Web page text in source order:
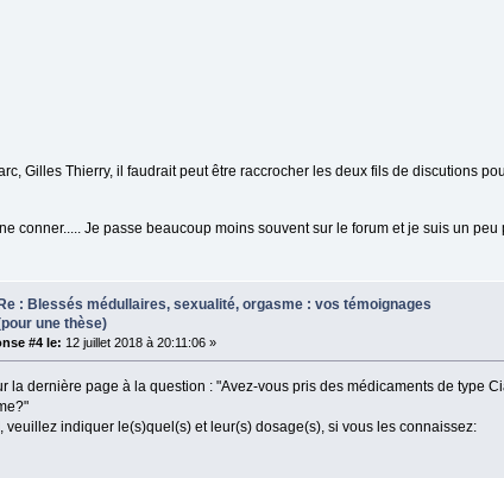
Gilles Thierry, il faudrait peut être raccrocher les deux fils de discutions
conner..... Je passe beaucoup moins souvent sur le forum et je suis un peu
: Blessés médullaires, sexualité, orgasme : vos témoignages
une thèse)
#4 le: 12 juillet 2018 à 20:11:06 »
la dernière page à la question : "Avez-vous pris des médicaments de type
veuillez indiquer le(s)quel(s) et leur(s) dosage(s), si vous les connaissez: